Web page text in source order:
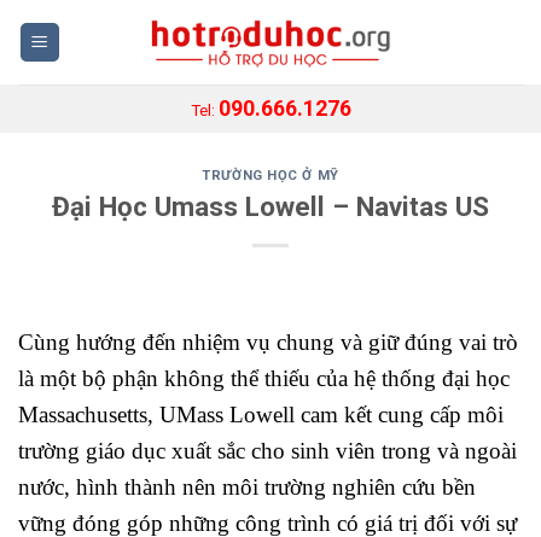
Tel: 090.666.1276
TRƯỜNG HỌC Ở MỸ
Đại Học Umass Lowell – Navitas US
Cùng hướng đến nhiệm vụ chung và giữ đúng vai trò
là một bộ phận không thể thiếu của hệ thống đại học
Massachusetts, UMass Lowell cam kết cung cấp môi
trường giáo dục xuất sắc cho sinh viên trong và ngoài
nước, hình thành nên môi trường nghiên cứu bền
vững đóng góp những công trình có giá trị đối với sự